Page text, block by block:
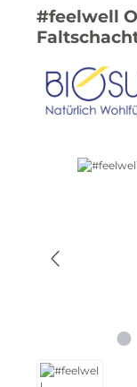
#feelwell
Bildergalerie